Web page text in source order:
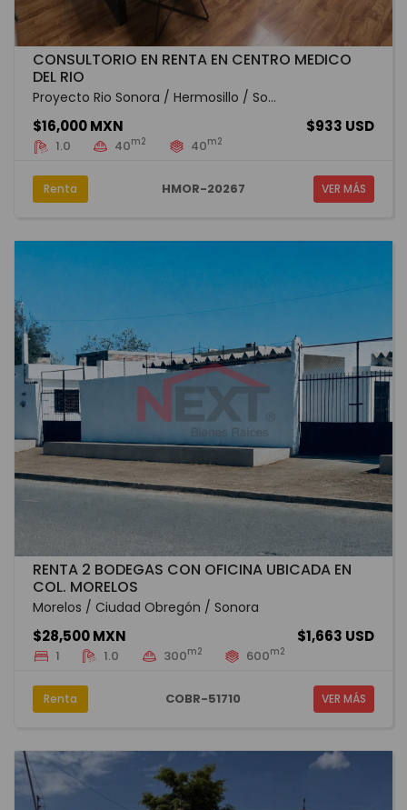
CONSULTORIO EN RENTA EN CENTRO MEDICO
DEL RIO
Proyecto Rio Sonora / Hermosillo / So...
$16,000 MXN $933 USD
1.0 40m2 40m2
Renta HMOR-20267 VER MÁS
RENTA 2 BODEGAS CON OFICINA UBICADA EN
COL. MORELOS
Morelos / Ciudad Obregón / Sonora
$28,500 MXN $1,663 USD
1 1.0 300m2 600m2
Renta COBR-51710 VER MÁS